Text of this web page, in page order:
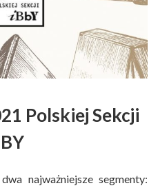
Polskiej Sekcji
najważniejsze segmenty: